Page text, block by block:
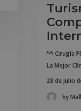
Cirugía
La Mejor
28 de julio
by